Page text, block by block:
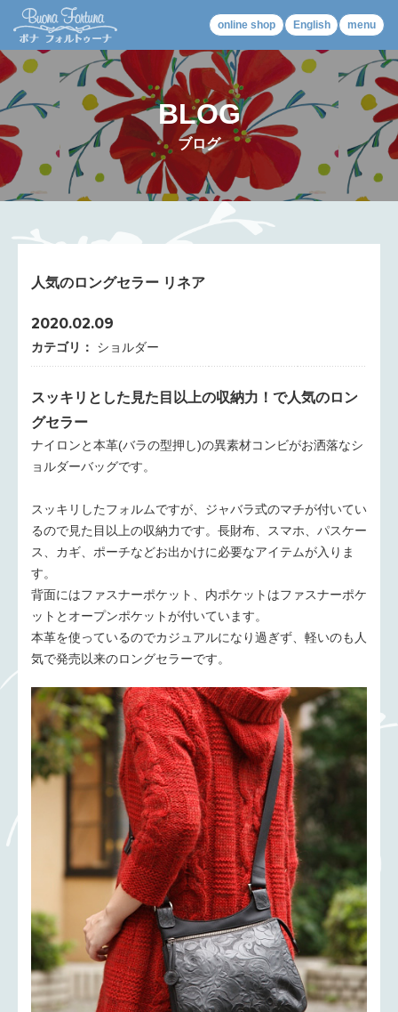
online shop English menu
BLOG
ブログ
人気のロングセラー リネア
2020.02.09
カテゴリ： ショルダー
スッキリとした見た目以上の収納力！で人気のロン
グセラー
ナイロンと本革(バラの型押し)の異素材コンビがお洒落なシ
ョルダーバッグです。
スッキリしたフォルムですが、ジャバラ式のマチが付いてい
るので見た目以上の収納力です。長財布、スマホ、パスケー
ス、カギ、ポーチなどお出かけに必要なアイテムが入りま
す。
背面にはファスナーポケット、内ポケットはファスナーポケ
ットとオープンポケットが付いています。
本革を使っているのでカジュアルになり過ぎず、軽いのも人
気で発売以来のロングセラーです。